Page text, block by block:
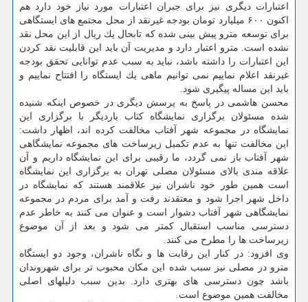
اعتبارات دیگری نیز برای جبران اعتبارات مورد نیاز خود دارد هم
اكنون ۶۰۰ میلیارد تومان بودجه غیرنقد از محل مجتمع های ایستگاهی
برای توسعه مترو پیش بینی شده كه تابحال یك ریال از این محل نقد
نشده است. مترو اعتبار دارد و مدیریت آن باید این قابلیت نقد كردن
این اعتبارات را داشته باشد، نباید به سبب عدم توانایی تحقق بودجه
غیرنقد اعلام نماییم نمی توانیم ماهی یك ایستگاه را افتتاح نماییم و
باید این مساله پیگیری شود.
محسن هاشمی در پاسخ به پرسش دیگری در خصوص اینكه شنیده
شده مسئولان برگزاری نمایشگاه كتاب باردیگر با برگزاری این
نمایشگاه در مجموعه شهر آفتاب مخالفت كرده اند، اظهار داشت:
این مخالفت تنها به عدم تكمیل زیرساخت های مجموعه نمایشگاهی
شهر آفتاب باز نمی گردد، ما رقیبی برای این نمایشگاه داریم و آن
علاقه مندی بالای مسئولان مصلی تهران به برگزاری این نمایشگاه
است همین طور خود ناشران نیز علاقمند هستند كه نمایشگاه در
داخل شهر اجرا شود و معتقدند رفت و آمد برای مردم در مجموعه
نمایشگاهی شهر آفتاب دشوار است و عنوان می كنند به خاطر عدم
دسترسی مناسب استقبال كمتر می شود و بعد از آن موضوع
زیرساخت ها را مطرح می كنند.
وی افزود: در كنار این رقابت ها و نگاه ناشران، وجود دو ایستگاه
مترو در مصلی نیز سبب شده این مكان محبوب تر برای شهروندان
باشد چون دسترسی های بهتری دارد. بدین سبب دلیلهای اصلی
مخالفت همین موضوع است.